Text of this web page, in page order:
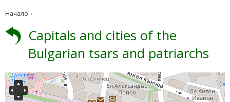
Начало
Capitals and cities of the
Bulgarian tsars and patriarchs